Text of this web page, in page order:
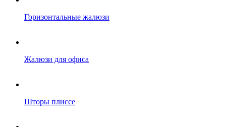
Горизонтальные жалюзи
Жалюзи для офиса
Шторы плиссе